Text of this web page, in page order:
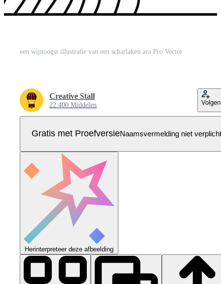
een wijnoogst illustratie van een scharlaken ara Pro Vector
Creative Stall
22.400 Middelen Volgen
Gratis met ProefversieNaamsvermelding niet verplicht
Herinterpreteer deze afbeelding